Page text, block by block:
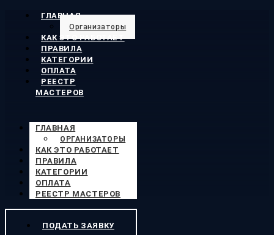
ГЛАВНАЯ
Организаторы
КАК ЭТО РАБОТАЕТ
ПРАВИЛА
КАТЕГОРИИ
ОПЛАТА
РЕЕСТР
МАСТЕРОВ
ГЛАВНАЯ
ОРГАНИЗАТОРЫ
КАК ЭТО РАБОТАЕТ
ПРАВИЛА
КАТЕГОРИИ
ОПЛАТА
РЕЕСТР МАСТЕРОВ
ПОДАТЬ ЗАЯВКУ